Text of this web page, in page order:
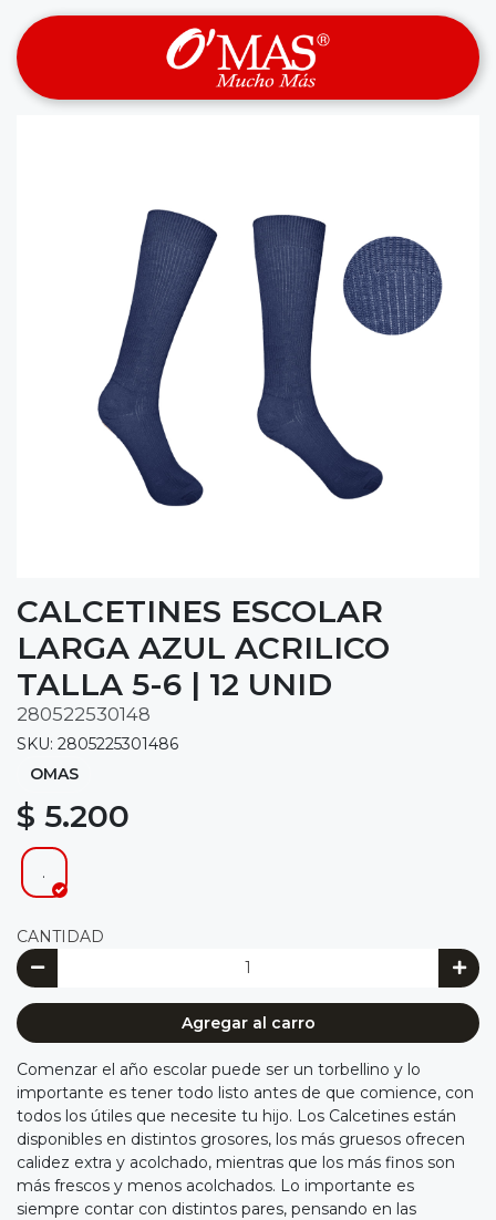
CALCETINES ESCOLAR
LARGA AZUL ACRILICO
TALLA 5-6 | 12 UNID
280522530148
SKU: 2805225301486
OMAS
$ 5.200
.
CANTIDAD
Agregar al carro
Comenzar el año escolar puede ser un torbellino y lo
importante es tener todo listo antes de que comience, con
todos los útiles que necesite tu hijo. Los Calcetines están
disponibles en distintos grosores, los más gruesos ofrecen
calidez extra y acolchado, mientras que los más finos son
más frescos y menos acolchados. Lo importante es
siempre contar con distintos pares, pensando en las